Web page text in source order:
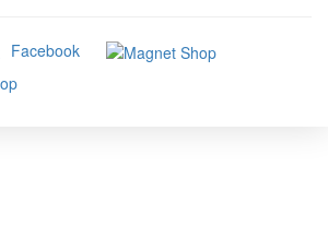
Facebook